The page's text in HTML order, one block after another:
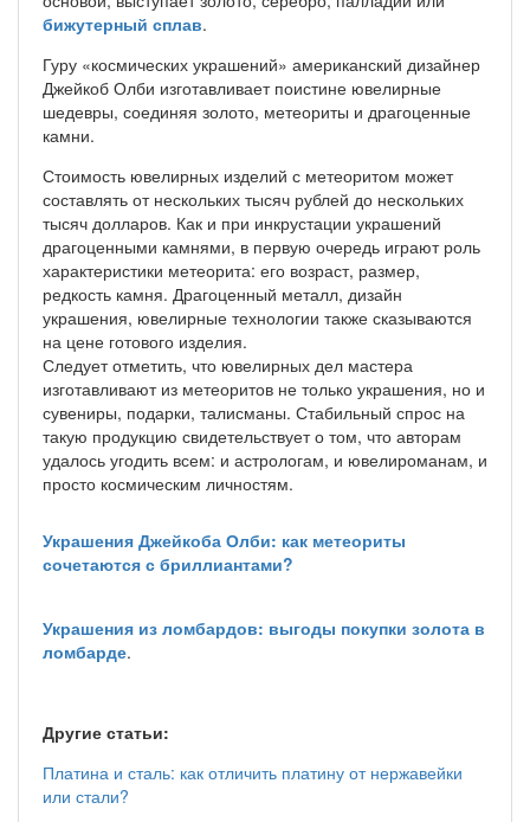
бижутерный сплав.
Гуру «космических украшений» американский дизайнер
Джейкоб Олби изготавливает поистине ювелирные
шедевры, соединяя золото, метеориты и драгоценные
камни.
Стоимость ювелирных изделий с метеоритом может
составлять от нескольких тысяч рублей до нескольких
тысяч долларов. Как и при инкрустации украшений
драгоценными камнями, в первую очередь играют роль
характеристики метеорита: его возраст, размер,
редкость камня. Драгоценный металл, дизайн
украшения, ювелирные технологии также сказываются
на цене готового изделия.
Следует отметить, что ювелирных дел мастера
изготавливают из метеоритов не только украшения, но и
сувениры, подарки, талисманы. Стабильный спрос на
такую продукцию свидетельствует о том, что авторам
удалось угодить всем: и астрологам, и ювелироманам, и
просто космическим личностям.
Украшения Джейкоба Олби: как метеориты
сочетаются с бриллиантами?
Украшения из ломбардов: выгоды покупки золота в
ломбарде.
Другие статьи:
Платина и сталь: как отличить платину от нержавейки
или стали?